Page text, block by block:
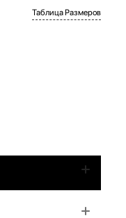
Таблица Размеров